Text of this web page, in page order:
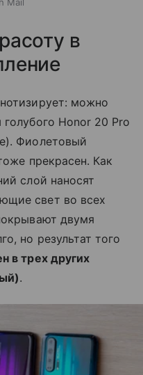
в
можно
Honor 20 Pro
Фиолетовый
прекрасен. Как
слой наносят
свет во всех
двумя
но результат того
в трех других
.